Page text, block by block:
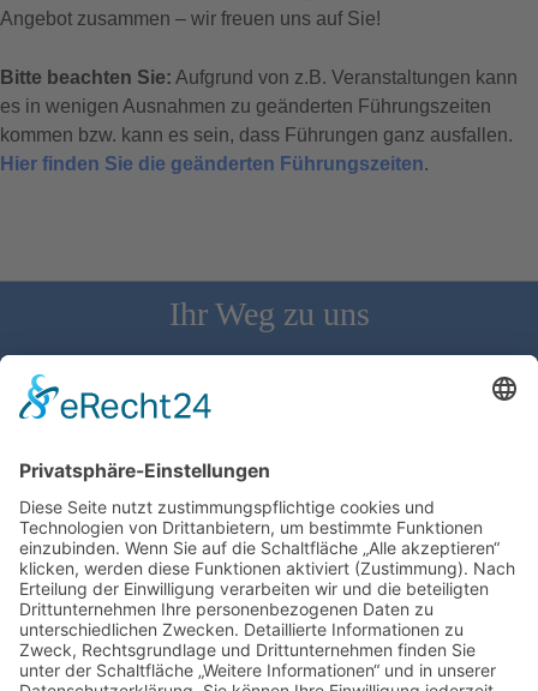
Angebot zusammen – wir freuen uns auf Sie!
Bitte beachten Sie: Aufgrund von z.B. Veranstaltungen kann
es in wenigen Ausnahmen zu geänderten Führungszeiten
kommen bzw. kann es sein, dass Führungen ganz ausfallen.
Hier finden Sie die geänderten Führungszeiten.
Ihr Weg zu uns
Schloss Bürgeln, 79418 Schliengen | Telefon: 07626/237 | E-
Mail: direktion@schlossbuergeln.de
Wir benötigen Ihre Zustimmung, um den
Google Maps-Service zu laden!
Wir verwenden einen Service eines
Drittanbieters, um Karteninhalte einzubetten.
Dieser Service kann Daten zu Ihren Aktivitäten
sammeln. Bitte lesen Sie die Details durch und
stimmen Sie der Nutzung des Service zu, um